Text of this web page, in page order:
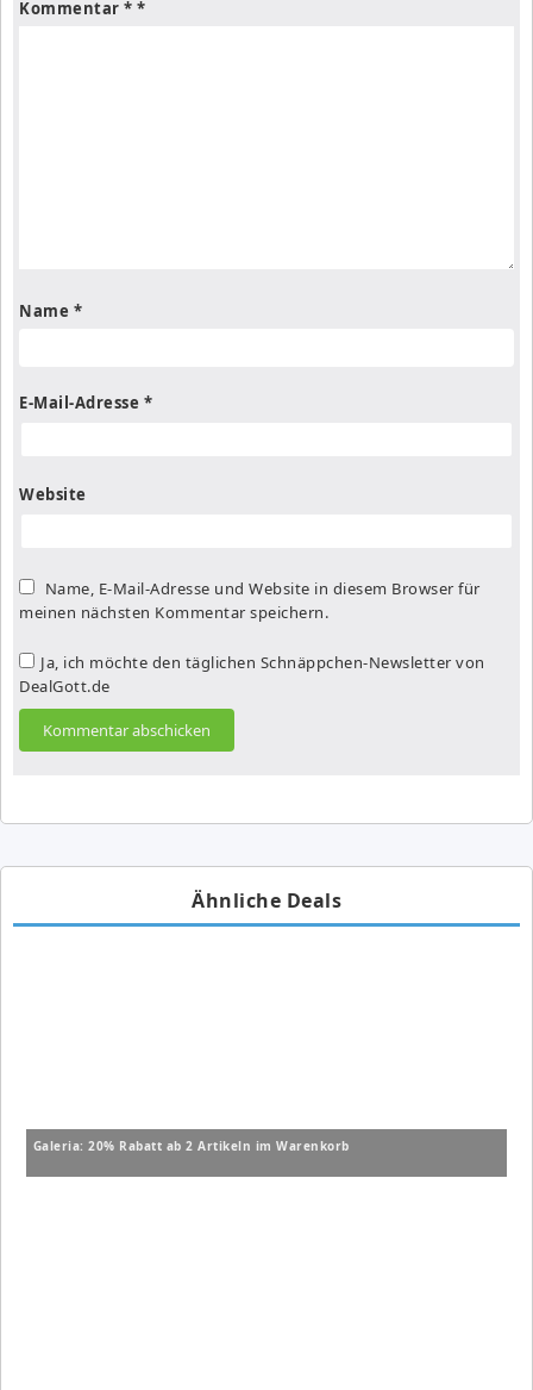
Kommentar *
Name *
E-Mail-Adresse *
Website
Name, E-Mail-Adresse und Website in diesem Browser für
meinen nächsten Kommentar speichern.
Ja, ich möchte den täglichen Schnäppchen-Newsletter von
DealGott.de
Ähnliche Deals
Galeria: 20% Rabatt ab 2 Artikeln im Warenkorb